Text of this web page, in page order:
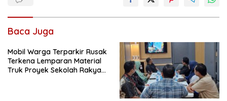
Baca Juga
Mobil Warga Terparkir Rusak
Terkena Lemparan Material
Truk Proyek Sekolah Rakyat